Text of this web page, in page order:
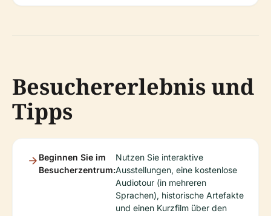
Besuchererlebnis und
Tipps
Beginnen Sie im
Besucherzentrum:
Nutzen Sie interaktive
Ausstellungen, eine kostenlose
Audiotour (in mehreren
Sprachen), historische Artefakte
und einen Kurzfilm über den